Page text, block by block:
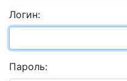
Логин:
Пароль: